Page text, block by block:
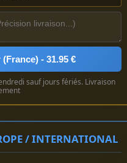
- 31.95 €
sauf jours fériés. Livraison
/ INTERNATIONAL